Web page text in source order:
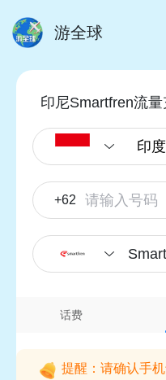
游全球
印尼Smartfren流量
+62
话费
提醒：请确认手